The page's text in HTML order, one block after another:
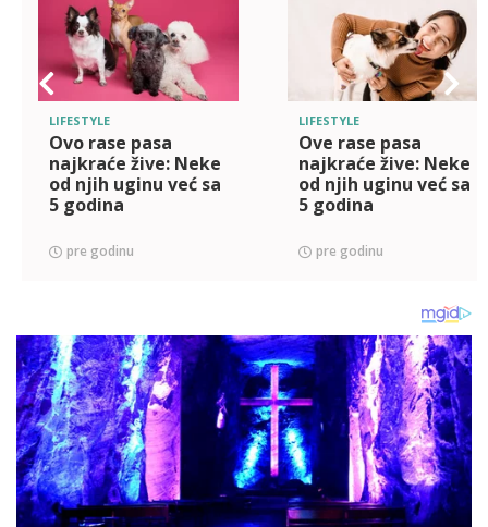
LIFESTYLE
Ovo rase pasa
najkraće žive: Neke
od njih uginu već sa
5 godina
pre godinu
LIFESTYLE
Ove rase pasa
najkraće žive: Neke
od njih uginu već sa
5 godina
pre godinu